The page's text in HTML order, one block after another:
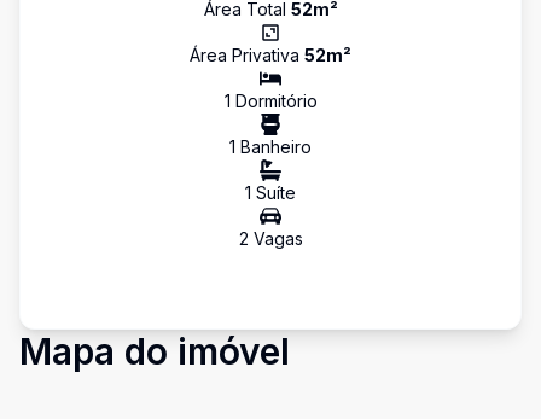
Área Total 52m²
Área Privativa 52m²
1 Dormitório
1 Banheiro
1 Suíte
2 Vagas
Mapa do imóvel